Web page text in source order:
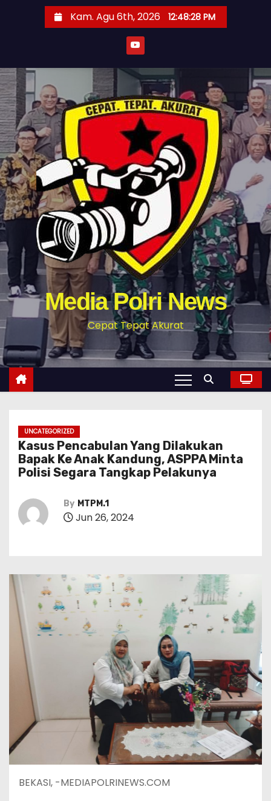
t
o
c
o
n
t
e
n
t
Kam. Agu 6th, 2026 12:48:30 PM
Media Polri News
Cepat Tepat Akurat
UNCATEGORIZED
Kasus Pencabulan Yang Dilakukan
Bapak Ke Anak Kandung, ASPPA Minta
Polisi Segara Tangkap Pelakunya
By MTPM.1
Jun 26, 2024
BEKASI, -MEDIAPOLRINEWS.COM